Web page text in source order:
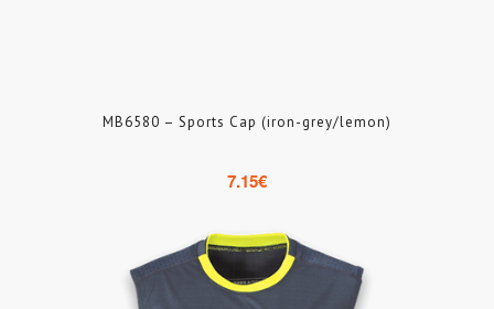
MB6580 – Sports Cap (iron-grey/lemon)
7.15€